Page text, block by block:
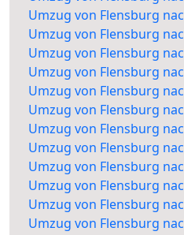
Umzug von Flensburg
Umzug von Flensburg
Umzug von Flensburg
Umzug von Flensburg
Umzug von Flensburg
Umzug von Flensburg
Umzug von Flensburg
Umzug von Flensburg
Umzug von Flensburg
Umzug von Flensburg
Umzug von Flensburg
Umzug von Flensburg